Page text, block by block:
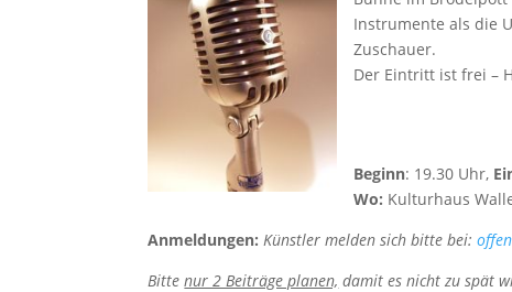
Instrumente als die
Zuschauer.
Der Eintritt ist frei –
Beginn: 19.30 Uhr,
Wo: Kulturhaus
Anmeldungen:Künstler melden sich bitte bei:
Bittenur 2 Beiträge planen, damit es nicht zu spät